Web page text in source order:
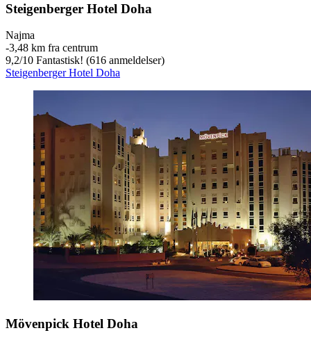
Steigenberger Hotel Doha
Najma
‐3,48 km fra centrum
9,2/10 Fantastisk! (616 anmeldelser)
Steigenberger Hotel Doha
Mövenpick Hotel Doha